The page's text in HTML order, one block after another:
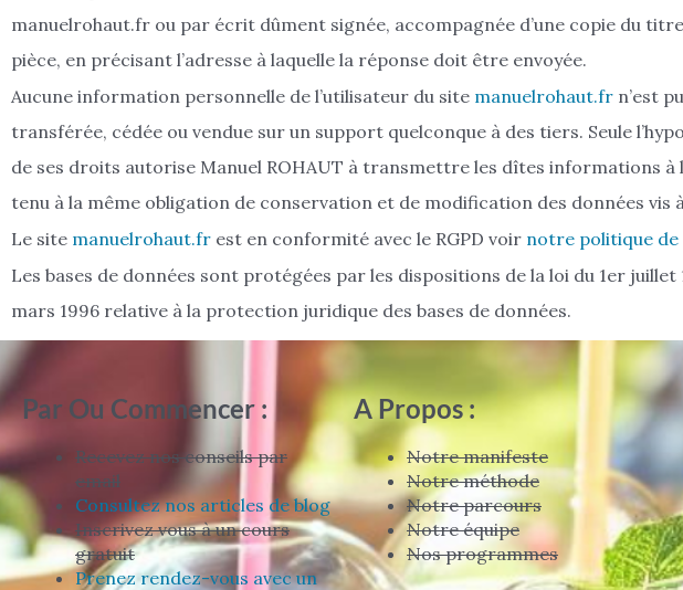
manuelrohaut.fr ou par écrit dûment signée, accompagnée d’une copie du
pièce, en précisant l’adresse à laquelle la réponse doit être envoyée.
Aucune information personnelle de l’utilisateur du site manuelrohaut.fr n’est
transférée, cédée ou vendue sur un support quelconque à des tiers. Seule
de ses droits autorise Manuel ROHAUT à transmettre les dîtes informations à
tenu à la même obligation de conservation et de modification des données vis
Le site manuelrohaut.fr est en conformité avec le RGPD voir notre politique de
Les bases de données sont protégées par les dispositions de la loi du 1er
mars 1996 relative à la protection juridique des bases de données.
Par Ou Commencer :
Recevez nos conseils par
email
Consultez nos articles de blog
Inscrivez vous à un cours
gratuit
Prenez rendez-vous avec un
A Propos :
Notre manifeste
Notre méthode
Notre parcours
Notre équipe
Nos programmes